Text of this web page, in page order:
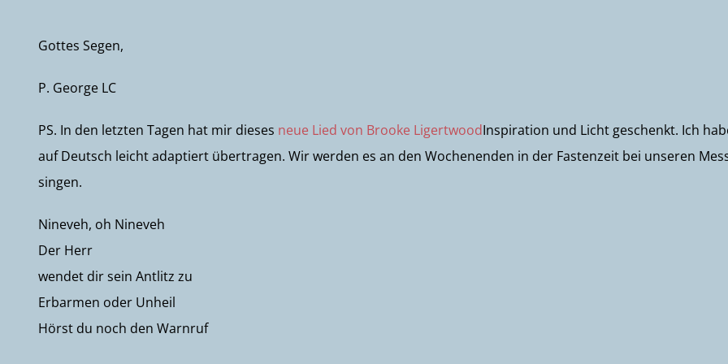
Gottes Segen,
P. George LC
PS. In den letzten Tagen hat mir dieses neue Lied von Brooke LigertwoodInspiration und Licht geschenkt. Ich
auf Deutsch leicht adaptiert übertragen. Wir werden es an den Wochenenden in der Fastenzeit bei unseren
singen.
Nineveh, oh Nineveh
Der Herr
wendet dir sein Antlitz zu
Erbarmen oder Unheil
Hörst du noch den Warnruf